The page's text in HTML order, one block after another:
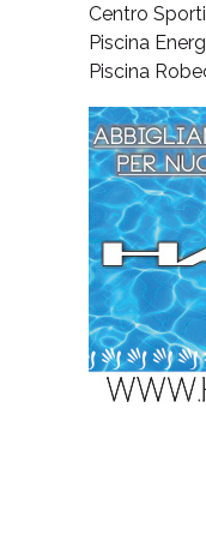
Centro
Piscina
Piscina